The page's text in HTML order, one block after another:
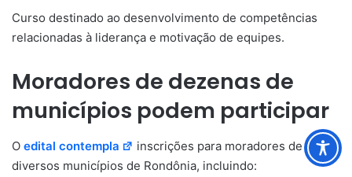
Curso destinado ao desenvolvimento de competências
relacionadas à liderança e motivação de equipes.
Moradores de dezenas de
municípios podem participar
O edital contempla
inscrições para moradores de
diversos municípios de Rondônia, incluindo: